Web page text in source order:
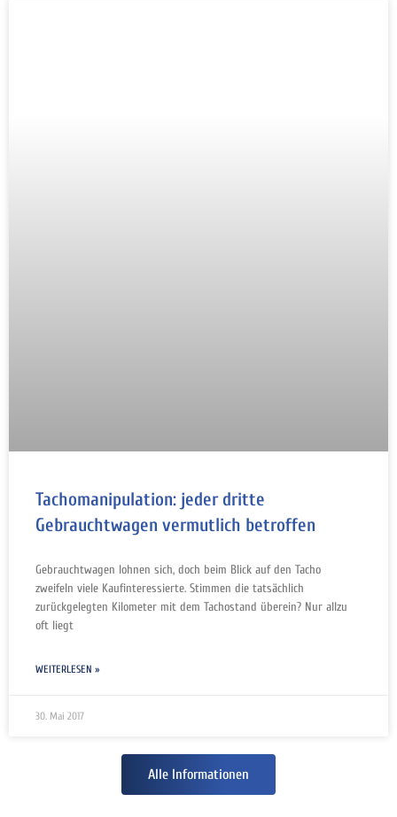
Tachomanipulation: jeder dritte
Gebrauchtwagen vermutlich betroffen
Gebrauchtwagen lohnen sich, doch beim Blick auf den Tacho
zweifeln viele Kaufinteressierte. Stimmen die tatsächlich
zurückgelegten Kilometer mit dem Tachostand überein? Nur allzu
oft liegt
WEITERLESEN »
30. Mai 2017
Alle Informationen